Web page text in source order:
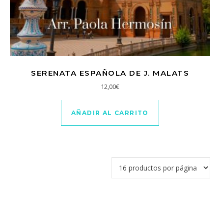
SERENATA ESPAÑOLA DE J. MALATS
12,00€
AÑADIR AL CARRITO